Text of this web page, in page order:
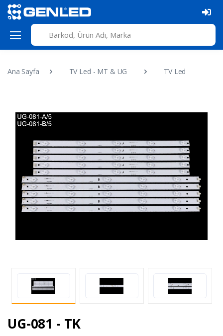
Ana Sayfa TV Led - MT & UG TV Led
UG-081 - TK